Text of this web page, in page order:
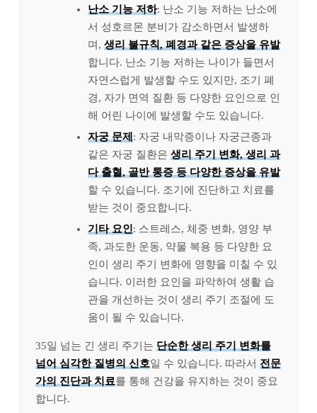
난소 기능 저하: 난소 기능 저하는 난소에
서 성호르몬 분비가 감소하면서 발생하
며, 생리 불규칙, 폐경과 같은 증상을 유발
합니다. 난소 기능 저하는 나이가 들면서
자연스럽게 발생할 수도 있지만, 조기 폐
경, 자가 면역 질환 등 다양한 요인으로 인
해 어린 나이에 발생할 수도 있습니다.
자궁 문제: 자궁 내막증이나 자궁근종과
같은 자궁 질환은 생리 주기 변화, 생리 과
다 출혈, 골반 통증 등 다양한 증상을 유발
할 수 있습니다. 조기에 진단하고 치료를
받는 것이 중요합니다.
기타 요인: 스트레스, 체중 변화, 영양 부
족, 과도한 운동, 약물 복용 등 다양한 요
인이 생리 주기 변화에 영향을 미칠 수 있
습니다. 이러한 요인을 파악하여 생활 습
관을 개선하는 것이 생리 주기 조절에 도
움이 될 수 있습니다.
35일 넘는 긴 생리 주기는 단순한 생리 주기 변화를
넘어 심각한 질병의 신호일 수 있습니다. 따라서 전문
가의 진단과 치료를 통해 건강을 유지하는 것이 중요
합니다.